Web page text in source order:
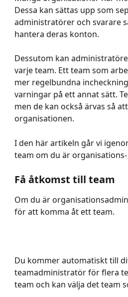
Dessa kan sättas upp som
administratörer och svarare
hantera deras konton.
Dessutom kan
varje team. Ett team som
mer regelbundna
varningar på ett annat sätt.
men de kan också ärvas så
organisationen.
I den här artikeln går vi
team om du är
Få åtkomst till team
Om du är
för att komma åt ett team.
Du kommer automatiskt till
teamadministratör för flera
team och kan välja det team